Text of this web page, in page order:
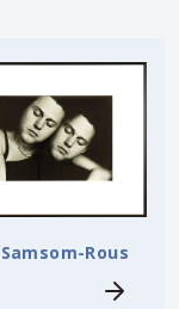
Rous